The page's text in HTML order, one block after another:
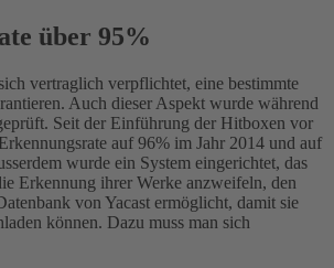
über 95%
vertraglich verpflichtet, eine bestimmte
Auch dieser Aspekt wurde während
Seit der Einführung der Hitboxen vor
auf 96% im Jahr 2014 und auf
wurde ein System eingerichtet, das
Erkennung ihrer Werke anzweifeln, den
von Yacast ermöglicht, damit sie
können. Dazu muss man sich